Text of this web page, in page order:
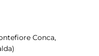
Conca,